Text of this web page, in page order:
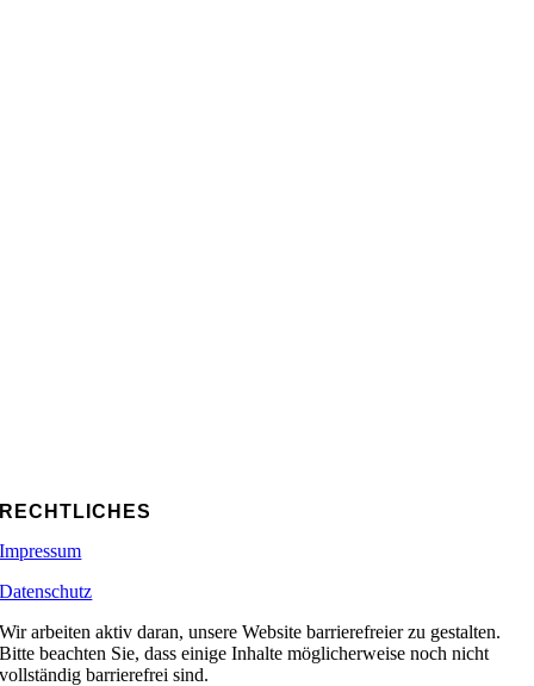
RECHTLICHES
Impressum
Datenschutz
Wir arbeiten aktiv daran, unsere Website barrierefreier zu gestalten.
Bitte beachten Sie, dass einige Inhalte möglicherweise noch nicht
vollständig barrierefrei sind.